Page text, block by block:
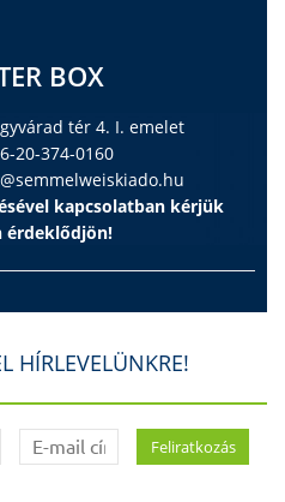
BOX
tér 4. I. emelet
20-374-0160
kapcsolatban kérjük
érdeklődjön!
HÍRLEVELÜNKRE!